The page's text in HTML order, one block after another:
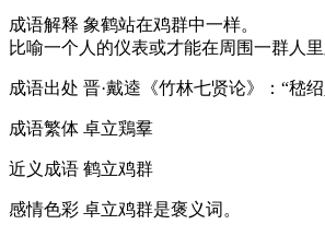
成语解释 象鹤站在鸡群中一样。
比喻一个人的仪表或才能在周围一群人里
成语出处 晋·戴逵《竹林七贤论》：“嵇
成语繁体 卓立鶏羣
近义成语 鹤立鸡群
感情色彩 卓立鸡群是褒义词。